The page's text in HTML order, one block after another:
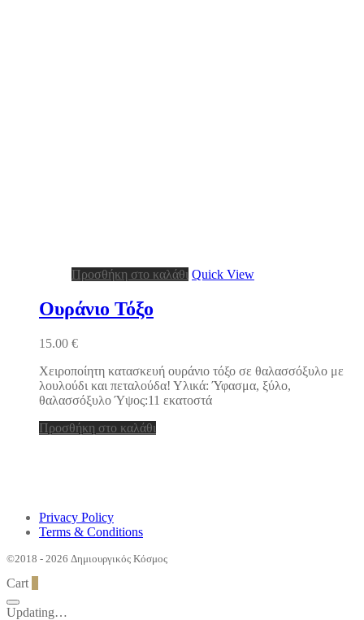
Προσθήκη στο καλάθι Quick View
Ουράνιο Τόξο
15.00 €
Χειροποίητη κατασκευή ουράνιο τόξο σε θαλασσόξυλο με
λουλούδι και πεταλούδα! Υλικά: Ύφασμα, ξύλο,
θαλασσόξυλο Ύψος:11 εκατοστά
Προσθήκη στο καλάθι
Privacy Policy
Terms & Conditions
©2018 - 2026 Δημιουργικός Κόσμος
Cart
Updating…